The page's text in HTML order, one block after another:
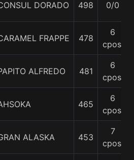
DORADO 498 0/0
FRAPPE 478
6
cpos.
ALFREDO 481
6
cpos.
465
6
cpos.
ALASKA 453
7
cpos.